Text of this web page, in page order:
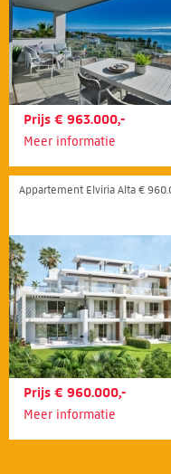
Prijs € 963.000,-
Meer informatie
Appartement Elviria Alta €
Prijs € 960.000,-
Meer informatie